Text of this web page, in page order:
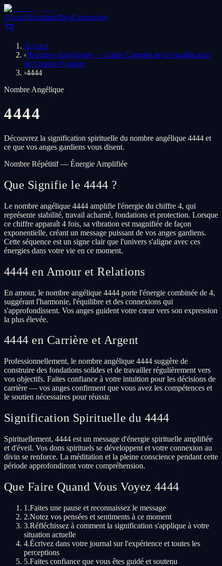
AccueilBoutiqueBlogConnexion
Accueil
›Nombres Angéliques — Guide Complet de la Signification
de Chaque Nombre
›4444
Nombre Angélique
4444
Découvrez la signification spirituelle du nombre angélique 4444 et
ce que vos anges gardiens vous disent.
Nombre Répétitif — Énergie Amplifiée
Que Signifie le 4444 ?
Le nombre angélique 4444 amplifie l'énergie du chiffre 4, qui
représente stabilité, travail acharné, fondations et protection. Lorsque
ce chiffre apparaît 4 fois, sa vibration est magnifiée de façon
exponentielle, créant un message puissant de vos anges gardiens.
Cette séquence est un signe clair que l'univers s'aligne avec ces
énergies dans votre vie en ce moment.
4444 en Amour et Relations
En amour, le nombre angélique 4444 porte l'énergie combinée de 4,
suggérant l'harmonie, l'équilibre et des connexions qui
s'approfondissent. Vos anges guident votre cœur vers son expression
la plus élevée.
4444 en Carrière et Argent
Professionnellement, le nombre angélique 4444 suggère de
construire des fondations solides et de travailler régulièrement vers
vos objectifs. Faites confiance à votre intuition pour les décisions de
carrière — vos anges confirment que vous avez les compétences et
le soutien nécessaires pour réussir.
Signification Spirituelle du 4444
Spirituellement, 4444 est un message d'énergie spirituelle amplifiée
et d'éveil. Vos dons spirituels se développent et votre connexion au
divin se renforce. La méditation et la pleine conscience pendant cette
période approfondiront votre compréhension.
Que Faire Quand Vous Voyez 4444
1.Faites une pause et reconnaissez le message
2.Notez vos pensées et sentiments à ce moment
3.Réfléchissez à comment la signification s'applique à votre
situation actuelle
4.Écrivez dans votre journal sur l'expérience et toutes les
perceptions
5.Faites confiance que vous êtes guidé et soutenu